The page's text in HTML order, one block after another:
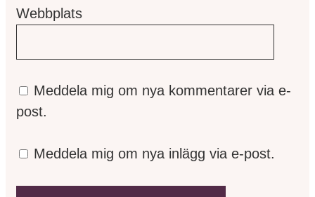
Webbplats
Meddela mig om nya kommentarer via e-
post.
Meddela mig om nya inlägg via e-post.